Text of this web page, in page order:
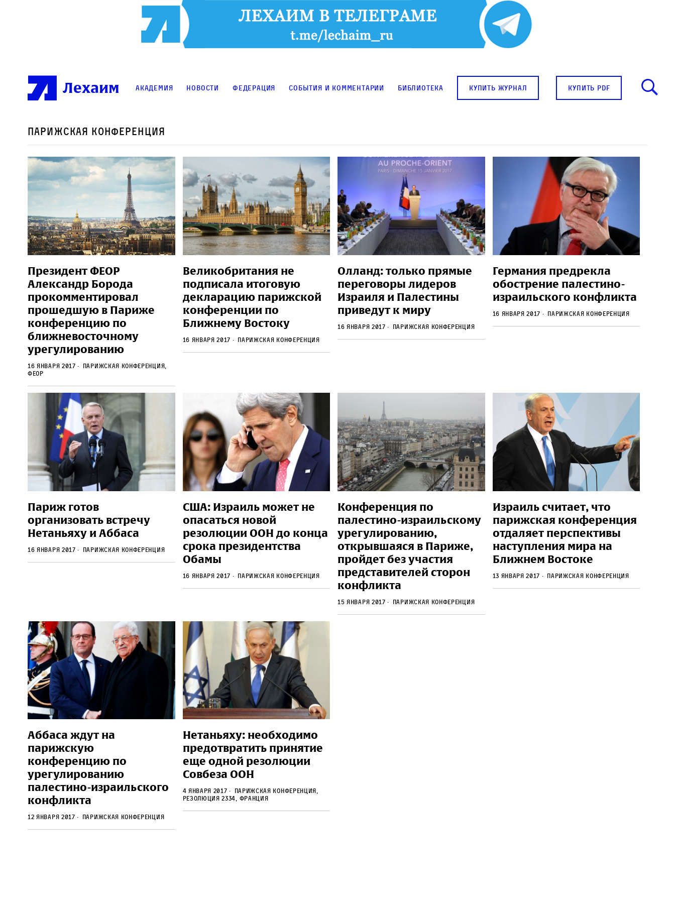
Лехаим Академия Новости Федерация События и комментарии Библиотека купить журнал купить pdf
парижская конференция
Президент ФЕОР
Александр Борода
прокомментировал
прошедшую в Париже
конференцию по
ближневосточному
урегулированию
16 января 2017
парижская конференция,
феор
Великобритания не
подписала итоговую
декларацию парижской
конференции по
Ближнему Востоку
16 января 2017 парижская конференция
Олланд: только прямые
переговоры лидеров
Израиля и Палестины
приведут к миру
16 января 2017 парижская конференция
Германия предрекла
обострение палестино-
израильского конфликта
16 января 2017 парижская конференция
Париж готов
организовать встречу
Нетаньяху и Аббаса
16 января 2017 парижская конференция
США: Израиль может не
опасаться новой
резолюции ООН до конца
срока президентства
Обамы
16 января 2017 парижская конференция
Конференция по
палестино-израильскому
урегулированию,
открывшаяся в Париже,
пройдет без участия
представителей сторон
конфликта
15 января 2017 парижская конференция
Израиль считает, что
парижская конференция
отдаляет перспективы
наступления мира на
Ближнем Востоке
13 января 2017 парижская конференция
Аббаса ждут на
парижскую
конференцию по
урегулированию
палестино-израильского
конфликта
12 января 2017 парижская конференция
Нетаньяху: необходимо
предотвратить принятие
еще одной резолюции
Совбеза ООН
4 января 2017
парижская конференция,
резолюция 2334, Франция